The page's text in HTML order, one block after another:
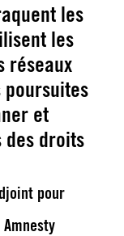
les
les
réseaux
et
droits
pour